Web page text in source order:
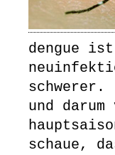
dengue
schwerer.
und
schaue,